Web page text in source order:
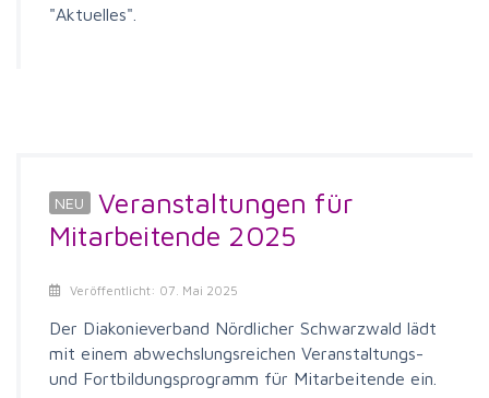
"Aktuelles".
Veranstaltungen für
Mitarbeitende 2025
Veröffentlicht: 07. Mai 2025
Der Diakonieverband Nördlicher Schwarzwald lädt
mit einem abwechslungsreichen Veranstaltungs-
und Fortbildungsprogramm für Mitarbeitende ein.